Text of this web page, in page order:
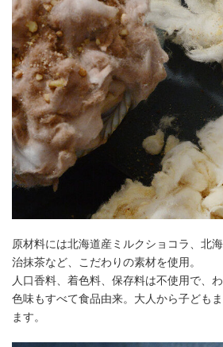
原材料には北海道産ミルクショコラ、北
治抹茶など、こだわりの素材を使用。
人口香料、着色料、保存料は不使用で、
色味もすべて食品由来。大人から子ども
ます。